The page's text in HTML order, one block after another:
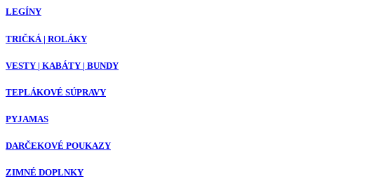
LEGÍNY
TRIČKÁ | ROLÁKY
VESTY | KABÁTY | BUNDY
TEPLÁKOVÉ SÚPRAVY
PYJAMAS
DARČEKOVÉ POUKAZY
ZIMNÉ DOPLNKY